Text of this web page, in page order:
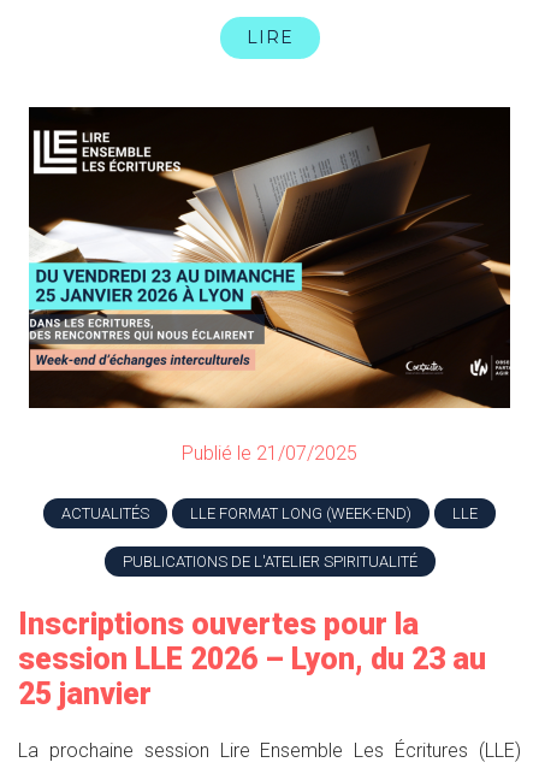
LIRE
Publié le 21/07/2025
ACTUALITÉS LLE FORMAT LONG (WEEK-END) LLE
PUBLICATIONS DE L'ATELIER SPIRITUALITÉ
Inscriptions ouvertes pour la
session LLE 2026 – Lyon, du 23 au
25 janvier
La prochaine session Lire Ensemble Les Écritures (LLE)